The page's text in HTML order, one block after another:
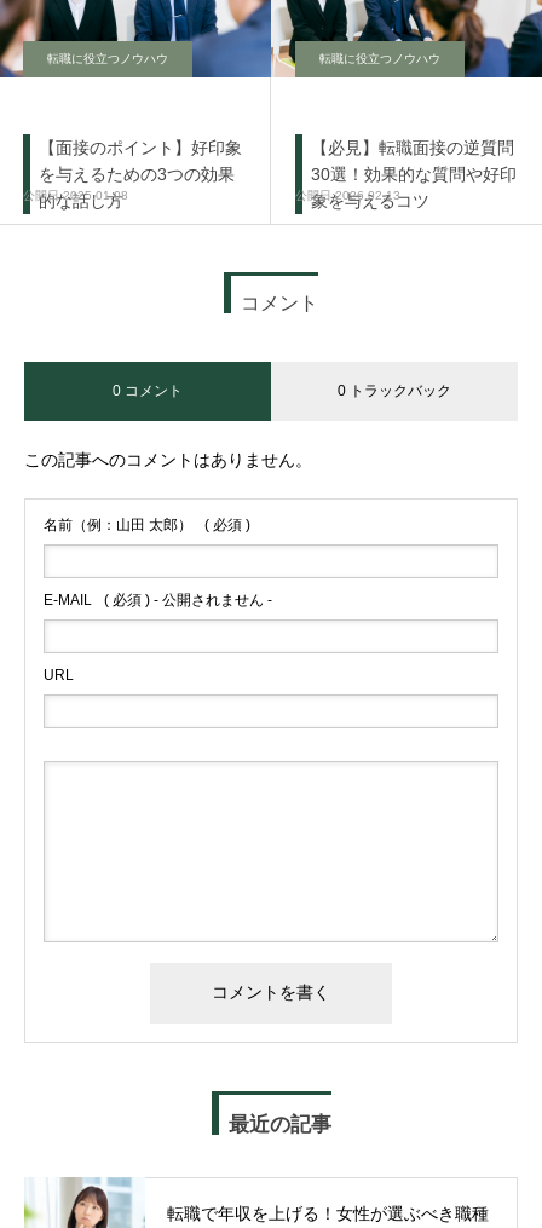
転職に役立つノウハウ
【面接のポイント】好印象
を与えるための3つの効果
的な話し方
2025.01.08
転職に役立つノウハウ
【必見】転職面接の逆質問
30選！効果的な質問や好印
象を与えるコツ
2026.02.13
コメント
0 コメント 0 トラックバック
この記事へのコメントはありません。
名前（例：山田 太郎） ( 必須 )
E-MAIL ( 必須 ) - 公開されません -
URL
最近の記事
転職で年収を上げる！女性が選ぶべき職種